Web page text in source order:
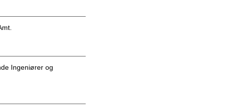
Ingeniører og